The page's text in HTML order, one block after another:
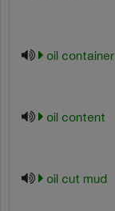
oil container
oil content
oil cut mud